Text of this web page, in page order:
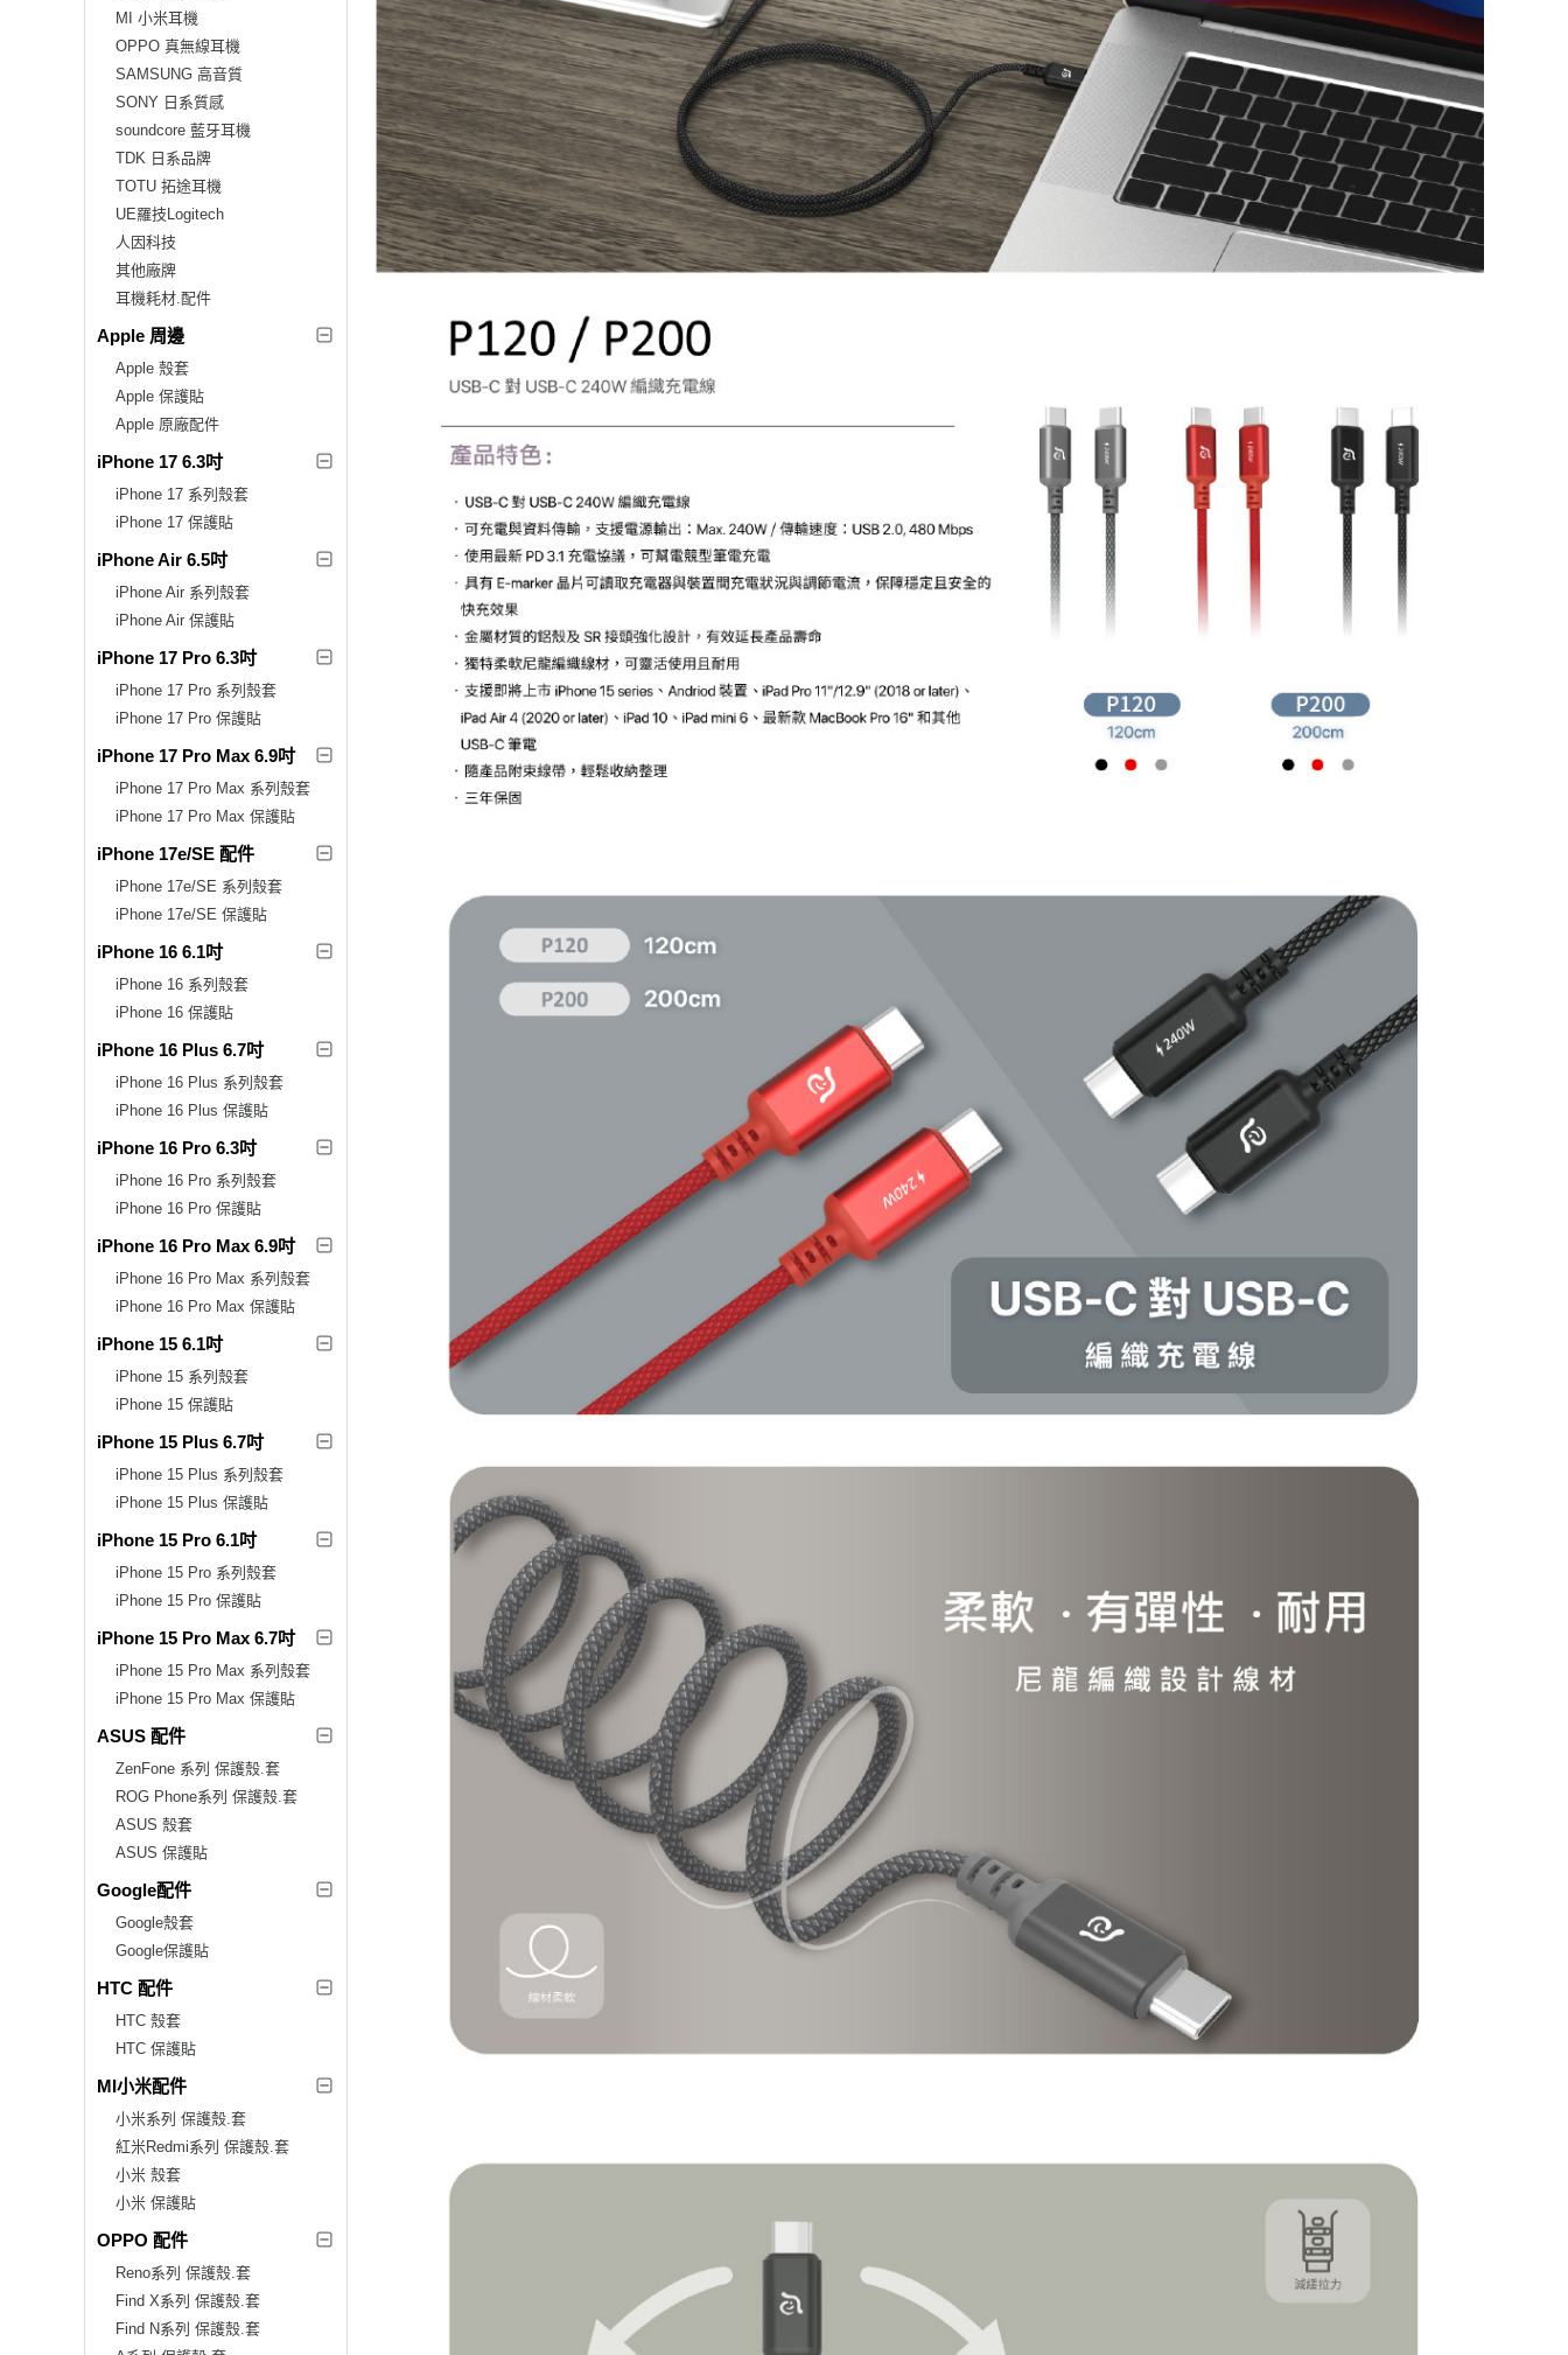
MI 小米耳機
OPPO 真無線耳機
SAMSUNG 高音質
SONY 日系質感
soundcore 藍牙耳機
TDK 日系品牌
TOTU 拓途耳機
UE羅技Logitech
人因科技
其他廠牌
耳機耗材.配件
Apple 周邊
Apple 殼套
Apple 保護貼
Apple 原廠配件
iPhone 17 6.3吋
iPhone 17 系列殼套
iPhone 17 保護貼
iPhone Air 6.5吋
iPhone Air 系列殼套
iPhone Air 保護貼
iPhone 17 Pro 6.3吋
iPhone 17 Pro 系列殼套
iPhone 17 Pro 保護貼
iPhone 17 Pro Max 6.9吋
iPhone 17 Pro Max 系列殼套
iPhone 17 Pro Max 保護貼
iPhone 17e/SE 配件
iPhone 17e/SE 系列殼套
iPhone 17e/SE 保護貼
iPhone 16 6.1吋
iPhone 16 系列殼套
iPhone 16 保護貼
iPhone 16 Plus 6.7吋
iPhone 16 Plus 系列殼套
iPhone 16 Plus 保護貼
iPhone 16 Pro 6.3吋
iPhone 16 Pro 系列殼套
iPhone 16 Pro 保護貼
iPhone 16 Pro Max 6.9吋
iPhone 16 Pro Max 系列殼套
iPhone 16 Pro Max 保護貼
iPhone 15 6.1吋
iPhone 15 系列殼套
iPhone 15 保護貼
iPhone 15 Plus 6.7吋
iPhone 15 Plus 系列殼套
iPhone 15 Plus 保護貼
iPhone 15 Pro 6.1吋
iPhone 15 Pro 系列殼套
iPhone 15 Pro 保護貼
iPhone 15 Pro Max 6.7吋
iPhone 15 Pro Max 系列殼套
iPhone 15 Pro Max 保護貼
ASUS 配件
ZenFone 系列 保護殼.套
ROG Phone系列 保護殼.套
ASUS 殼套
ASUS 保護貼
Google配件
Google殼套
Google保護貼
HTC 配件
HTC 殼套
HTC 保護貼
MI小米配件
小米系列 保護殼.套
紅米Redmi系列 保護殼.套
小米 殼套
小米 保護貼
OPPO 配件
Reno系列 保護殼.套
Find X系列 保護殼.套
Find N系列 保護殼.套